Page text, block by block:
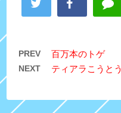
PREV 百万本のトゲ
NEXT ティアラこうとう